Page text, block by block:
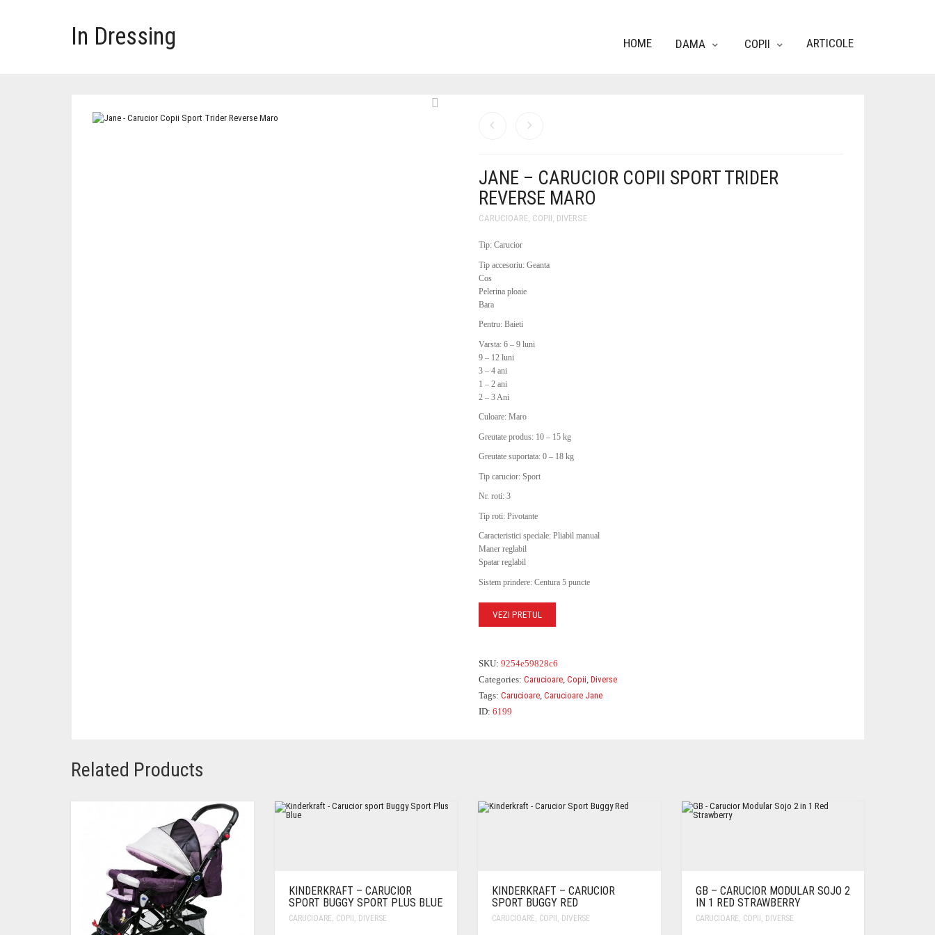
In Dressing HOME DAMA COPII ARTICOLE
JANE – CARUCIOR COPII SPORT TRIDER
REVERSE MARO
CARUCIOARE, COPII, DIVERSE
Tip: Carucior
Tip accesoriu: Geanta
Cos
Pelerina ploaie
Bara
Pentru: Baieti
Varsta: 6 – 9 luni
9 – 12 luni
3 – 4 ani
1 – 2 ani
2 – 3 Ani
Culoare: Maro
Greutate produs: 10 – 15 kg
Greutate suportata: 0 – 18 kg
Tip carucior: Sport
Nr. roti: 3
Tip roti: Pivotante
Caracteristici speciale: Pliabil manual
Maner reglabil
Spatar reglabil
Sistem prindere: Centura 5 puncte
VEZI PRETUL
SKU: 9254e59828c6
Categories: Carucioare, Copii, Diverse
Tags: Carucioare, Carucioare Jane
ID: 6199
Related Products
KINDERKRAFT – CARUCIOR
SPORT BUGGY SPORT PLUS BLUE
CARUCIOARE, COPII , DIVERSE
KINDERKRAFT – CARUCIOR
SPORT BUGGY RED
CARUCIOARE, COPII , DIVERSE
GB – CARUCIOR MODULAR SOJO 2
IN 1 RED STRAWBERRY
CARUCIOARE, COPII , DIVERSE